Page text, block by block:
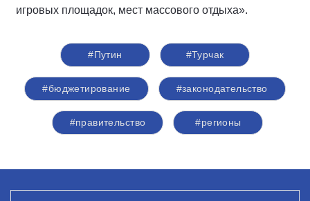
игровых площадок, мест массового отдыха».
#Путин #Турчак
#бюджетирование #законодательство
#правительство #регионы